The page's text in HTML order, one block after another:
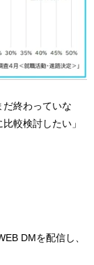
終わっていな
較検討したい」
DMを配信し、